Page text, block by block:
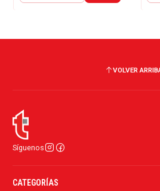
VOLVER
Síguenos
CATEGORÍAS